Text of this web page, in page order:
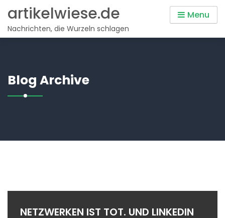
content
artikelwiese.de
Nachrichten, die Wurzeln schlagen
Menu
Blog Archive
NETZWERKEN IST TOT. UND LINKEDIN